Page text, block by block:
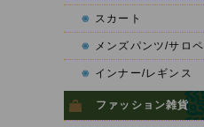
スカート
メンズパンツ/サロペ
インナー/レギンス
ファッション雑貨